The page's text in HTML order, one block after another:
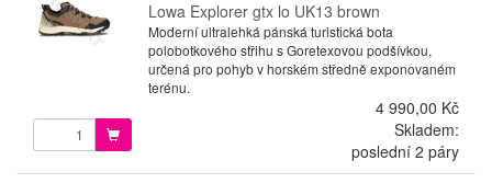
Lowa Explorer gtx lo UK13 brown
Moderní ultralehká pánská turistická bota
polobotkového střihu s Goretexovou podšívkou,
určená pro pohyb v horském středně exponovaném
terénu.
4 990,00 Kč
Skladem:
poslední 2 páry